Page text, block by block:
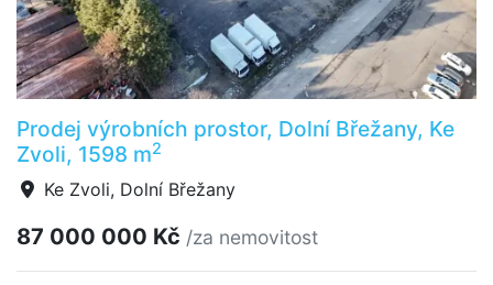
Prodej výrobních prostor, Dolní Břežany, Ke
Zvoli, 1598 m2
Ke Zvoli, Dolní Břežany
87 000 000 Kč /za nemovitost